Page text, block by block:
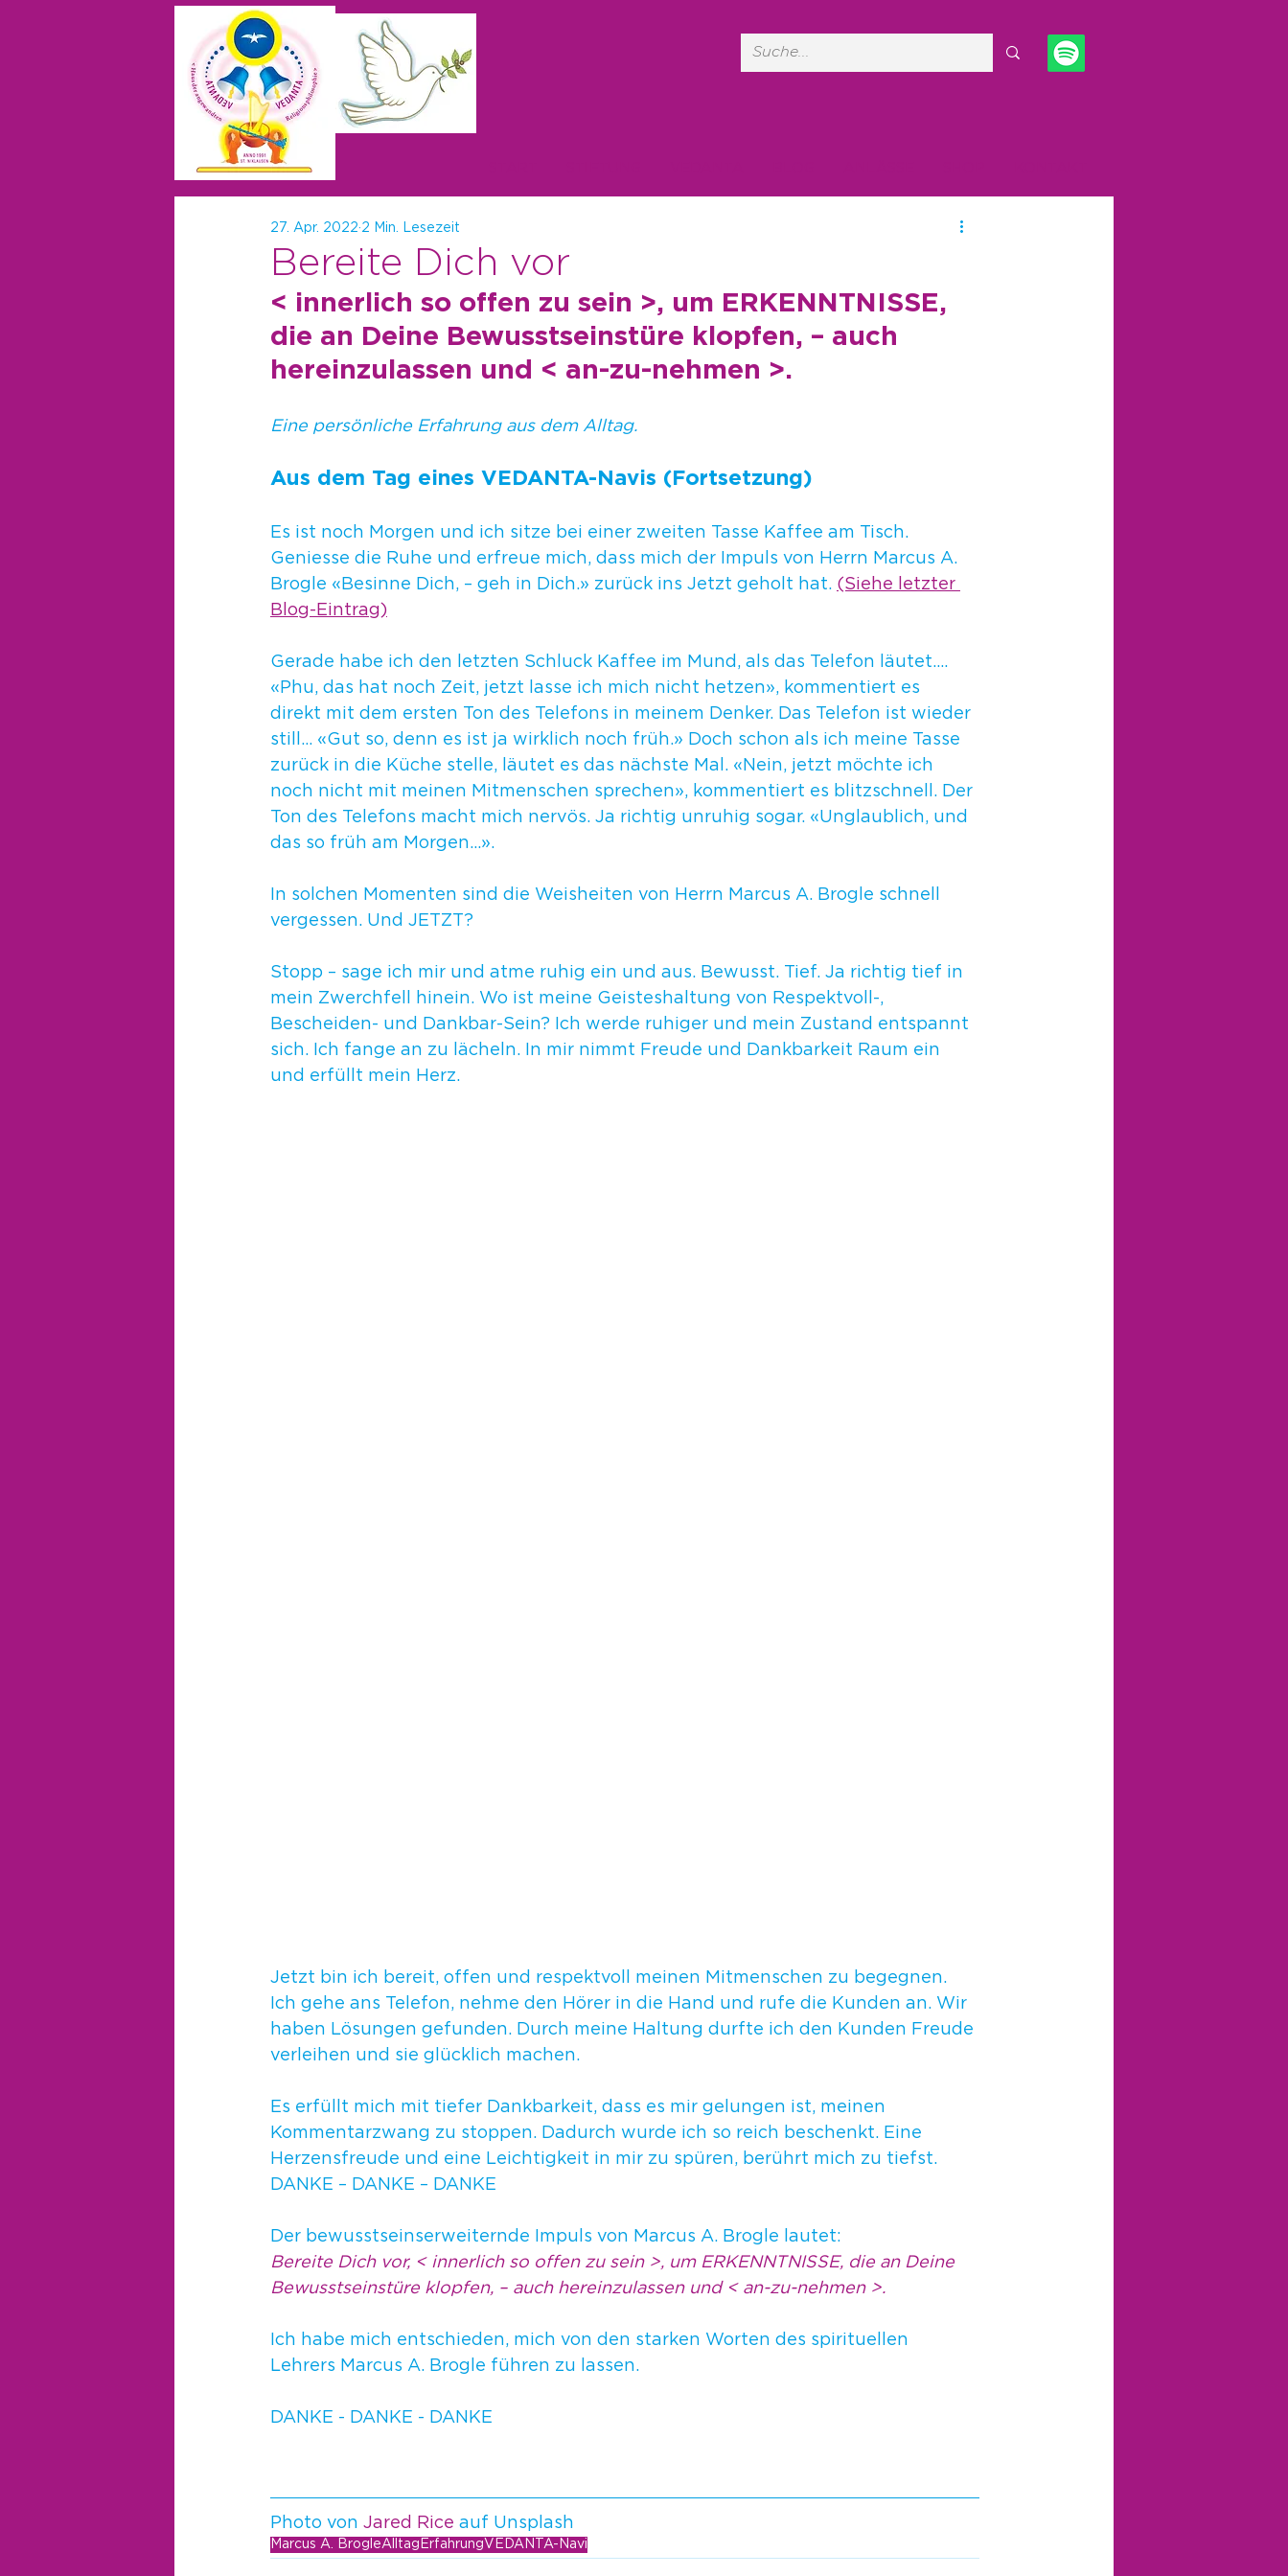
Bereite Dich vor
27. Apr. 2022 2 Min. Lesezeit
< innerlich so offen zu sein >, um ERKENNTNISSE,
die an Deine Bewusstseinstüre klopfen, – auch
hereinzulassen und < an-zu-nehmen >.
Eine persönliche Erfahrung aus dem Alltag.
Aus dem Tag eines VEDANTA-Navis (Fortsetzung)
Es ist noch Morgen und ich sitze bei einer zweiten Tasse Kaffee am Tisch.
Geniesse die Ruhe und erfreue mich, dass mich der Impuls von Herrn Marcus A.
Brogle «Besinne Dich, – geh in Dich.» zurück ins Jetzt geholt hat. (Siehe letzter
Blog-Eintrag)
Gerade habe ich den letzten Schluck Kaffee im Mund, als das Telefon läutet….
«Phu, das hat noch Zeit, jetzt lasse ich mich nicht hetzen», kommentiert es
direkt mit dem ersten Ton des Telefons in meinem Denker. Das Telefon ist wieder
still… «Gut so, denn es ist ja wirklich noch früh.» Doch schon als ich meine Tasse
zurück in die Küche stelle, läutet es das nächste Mal. «Nein, jetzt möchte ich
noch nicht mit meinen Mitmenschen sprechen», kommentiert es blitzschnell. Der
Ton des Telefons macht mich nervös. Ja richtig unruhig sogar. «Unglaublich, und
das so früh am Morgen…».
In solchen Momenten sind die Weisheiten von Herrn Marcus A. Brogle schnell
vergessen. Und JETZT?
Stopp – sage ich mir und atme ruhig ein und aus. Bewusst. Tief. Ja richtig tief in
mein Zwerchfell hinein. Wo ist meine Geisteshaltung von Respektvoll-,
Bescheiden- und Dankbar-Sein? Ich werde ruhiger und mein Zustand entspannt
sich. Ich fange an zu lächeln. In mir nimmt Freude und Dankbarkeit Raum ein
und erfüllt mein Herz.
Jetzt bin ich bereit, offen und respektvoll meinen Mitmenschen zu begegnen.
Ich gehe ans Telefon, nehme den Hörer in die Hand und rufe die Kunden an. Wir
haben Lösungen gefunden. Durch meine Haltung durfte ich den Kunden Freude
verleihen und sie glücklich machen.
Es erfüllt mich mit tiefer Dankbarkeit, dass es mir gelungen ist, meinen
Kommentarzwang zu stoppen. Dadurch wurde ich so reich beschenkt. Eine
Herzensfreude und eine Leichtigkeit in mir zu spüren, berührt mich zu tiefst.
DANKE – DANKE – DANKE
Der bewusstseinserweiternde Impuls von Marcus A. Brogle lautet:
Bereite Dich vor, < innerlich so offen zu sein >, um ERKENNTNISSE, die an Deine
Bewusstseinstüre klopfen, – auch hereinzulassen und < an-zu-nehmen >.
Ich habe mich entschieden, mich von den starken Worten des spirituellen
Lehrers Marcus A. Brogle führen zu lassen.
DANKE - DANKE - DANKE
Photo von Jared Rice auf Unsplash
Marcus A. BrogleAlltag ErfahrungVEDANTA-Navi